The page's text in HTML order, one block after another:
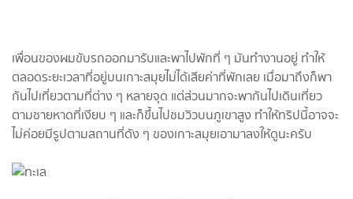
เพื่อนของผมขับรถออกมารับและพาไปพักที่ ๆ มันทำงานอยู่ ทำให้
ตลอดระยะเวลาที่อยู่บนเกาะสมุยไม่ได้เสียค่าที่พักเลย เมื่อมาถึงก็พา
กันไปเที่ยวตามที่ต่าง ๆ หลายจุด แต่ส่วนมากจะพากันไปเดินเที่ยว
ตามชายหาดที่เงียบ ๆ และก็ขึ้นไปชมวิวบนภูเขาสูง ทำให้ทริปนี้อาจจะ
ไม่ค่อยมีรูปตามสถานที่ดัง ๆ ของเกาะสมุยเอามาลงให้ดูนะครับ